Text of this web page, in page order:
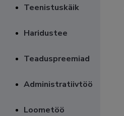
Teenistuskäik
Haridustee
Teaduspreemiad
Administratiivtöö
Loometöö